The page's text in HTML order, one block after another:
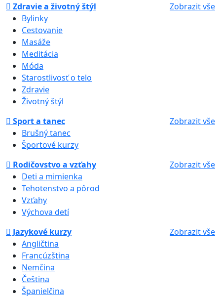
Zdravie a životný štýl
Zobrazit vše
Bylinky
Cestovanie
Masáže
Meditácia
Móda
Starostlivosť o telo
Zdravie
Životný štýl
Sport a tanec
Zobrazit vše
Brušný tanec
Športové kurzy
Rodičovstvo a vzťahy
Zobrazit vše
Deti a mimienka
Tehotenstvo a pôrod
Vzťahy
Výchova detí
Jazykové kurzy
Zobrazit vše
Angličtina
Francúzština
Nemčina
Čeština
Španielčina